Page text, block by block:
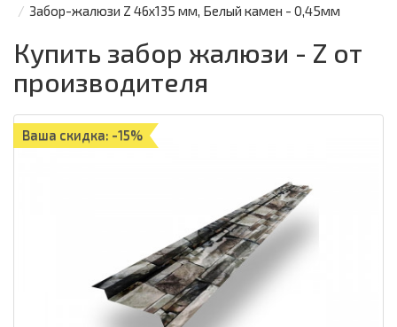
Забор-жалюзи Z 46х135 мм, Белый камен - 0,45мм
Купить забор жалюзи - Z от
производителя
Ваша скидка: -15%